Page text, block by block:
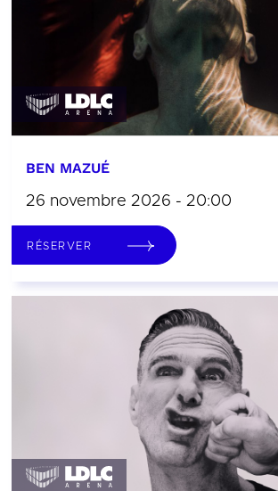
BEN MAZUÉ
26 novembre 2026 - 20:00
RÉSERVER